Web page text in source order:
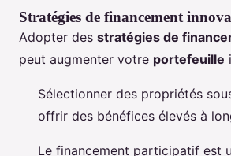
Stratégies de financement
Adopter des stratégies de
peut augmenter votre portefeuille
Sélectionner des propriétés
offrir des bénéfices élevés à
Le financement participatif est